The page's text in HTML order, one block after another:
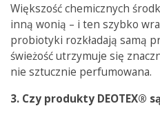
Większość chemicznych
inną wonią – i ten szybko
probiotyki rozkładają samą
świeżość utrzymuje się
nie sztucznie perfumowana.
3. Czy produkty DEOTEX® s